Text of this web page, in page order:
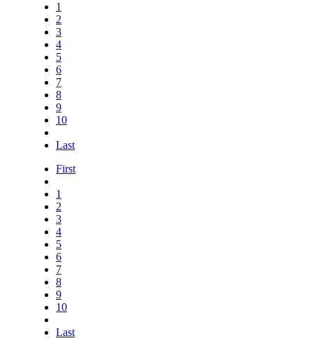
1
2
3
4
5
6
7
8
9
10
Last
First
1
2
3
4
5
6
7
8
9
10
Last